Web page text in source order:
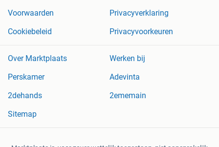
Voorwaarden
Privacyverklaring
Cookiebeleid
Privacyvoorkeuren
Over Marktplaats
Werken bij
Perskamer
Adevinta
2dehands
2ememain
Sitemap